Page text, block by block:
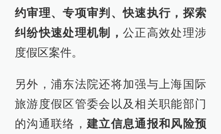
约审理、专项审判、快速执行，探索
纠纷快速处理机制，公正高效处理涉
度假区案件。
另外，浦东法院还将加强与上海国际
旅游度假区管委会以及相关职能部门
的沟通联络， 建立信息通报和风险预